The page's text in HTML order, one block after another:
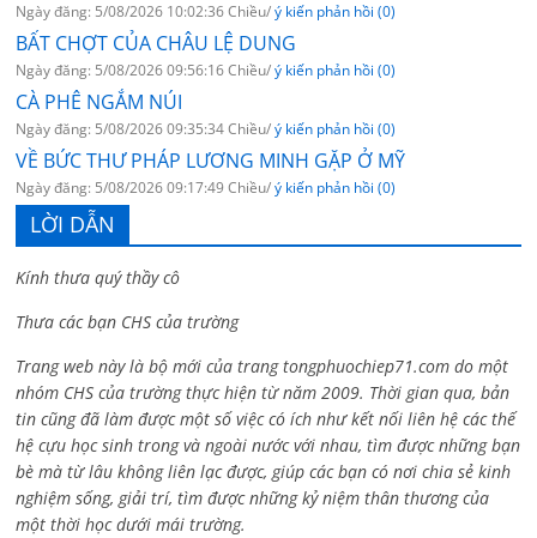
Ngày đăng: 5/08/2026 10:02:36 Chiều/ý kiến phản hồi (0)
BẤT CHỢT CỦA CHÂU LỆ DUNG
Ngày đăng: 5/08/2026 09:56:16 Chiều/ý kiến phản hồi (0)
CÀ PHÊ NGẮM NÚI
Ngày đăng: 5/08/2026 09:35:34 Chiều/ý kiến phản hồi (0)
VỀ BỨC THƯ PHÁP LƯƠNG MINH GẶP Ở MỸ
Ngày đăng: 5/08/2026 09:17:49 Chiều/ý kiến phản hồi (0)
LỜI DẪN
Kính thưa quý thầy cô
Thưa các bạn CHS của trường
Trang web này là bộ mới của trang tongphuochiep71.com do một
nhóm CHS của trường thực hiện từ năm 2009. Thời gian qua, bản
tin cũng đã làm được một số việc có ích như kết nối liên hệ các thế
hệ cựu học sinh trong và ngoài nước với nhau, tìm được những bạn
bè mà từ lâu không liên lạc được, giúp các bạn có nơi chia sẻ kinh
nghiệm sống, giải trí, tìm được những kỷ niệm thân thương của
một thời học dưới mái trường.